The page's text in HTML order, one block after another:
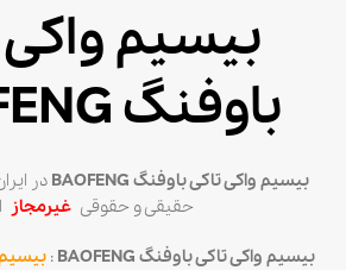
بیسیم
باوفنگ BAOFENG
بیسیم واکی تاکی باوفنگ BAOFENG
در
حقیقی و حقوقی غیرمجاز
بیسیم واکی تاکی باوفنگ BAOFENG :